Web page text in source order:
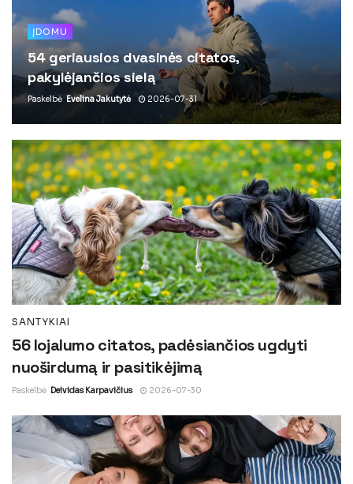
ĮDOMU
54 geriausios dvasinės citatos,
pakylėjančios sielą
Paskelbė Evelina Jakutytė 2026-07-31
SANTYKIAI
56 lojalumo citatos, padėsiančios ugdyti
nuoširdumą ir pasitikėjimą
Paskelbė Deividas Karpavičius 2026-07-30